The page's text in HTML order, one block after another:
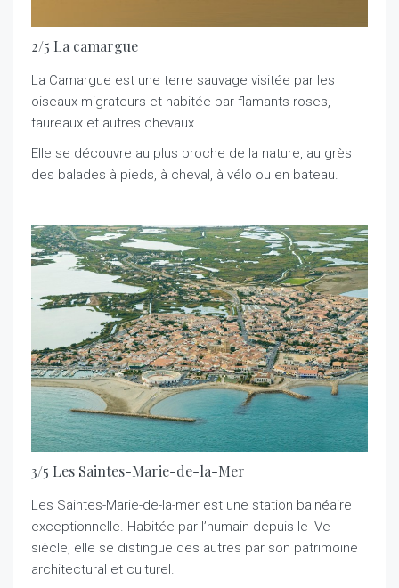
2/5 La camargue
La Camargue est une terre sauvage visitée par les
oiseaux migrateurs et habitée par flamants roses,
taureaux et autres chevaux.
Elle se découvre au plus proche de la nature, au grès
des balades à pieds, à cheval, à vélo ou en bateau.
3/5 Les Saintes-Marie-de-la-Mer
Les Saintes-Marie-de-la-mer est une station balnéaire
exceptionnelle. Habitée par l’humain depuis le IVe
siècle, elle se distingue des autres par son patrimoine
architectural et culturel.